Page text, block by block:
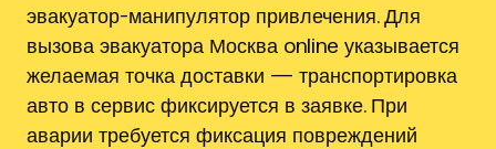
эвакуатор-манипулятор привлечения. Для
вызова эвакуатора Москва online указывается
желаемая точка доставки — транспортировка
авто в сервис фиксируется в заявке. При
аварии требуется фиксация повреждений